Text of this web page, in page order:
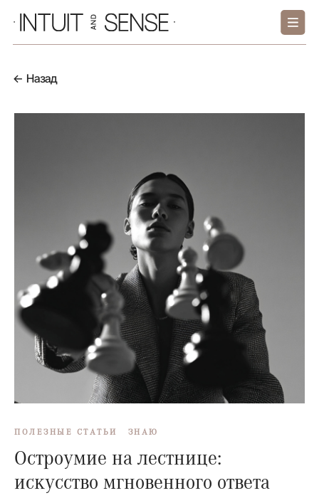
ПОЛЕЗНЫЕ СТАТЬИ ЗНАЮ
Остроумие на лестнице:
искусство мгновенного ответа